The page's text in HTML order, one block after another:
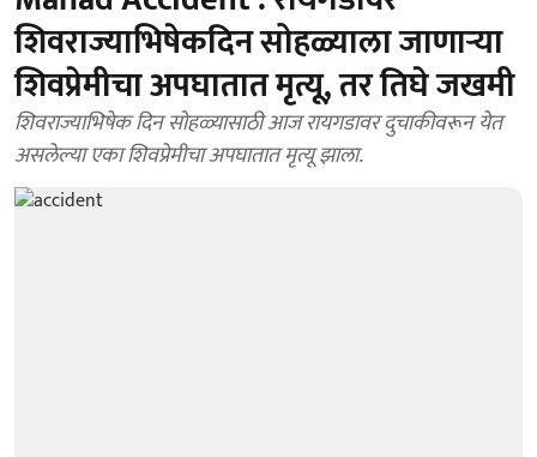
शिवराज्याभिषेकदिन सोहळ्याला जाणाऱ्या
शिवप्रेमीचा अपघातात मृत्यू, तर तिघे जखमी
शिवराज्याभिषेक दिन सोहळ्यासाठी आज रायगडावर दुचाकीवरून येत
असलेल्या एका शिवप्रेमीचा अपघातात मृत्यू झाला.